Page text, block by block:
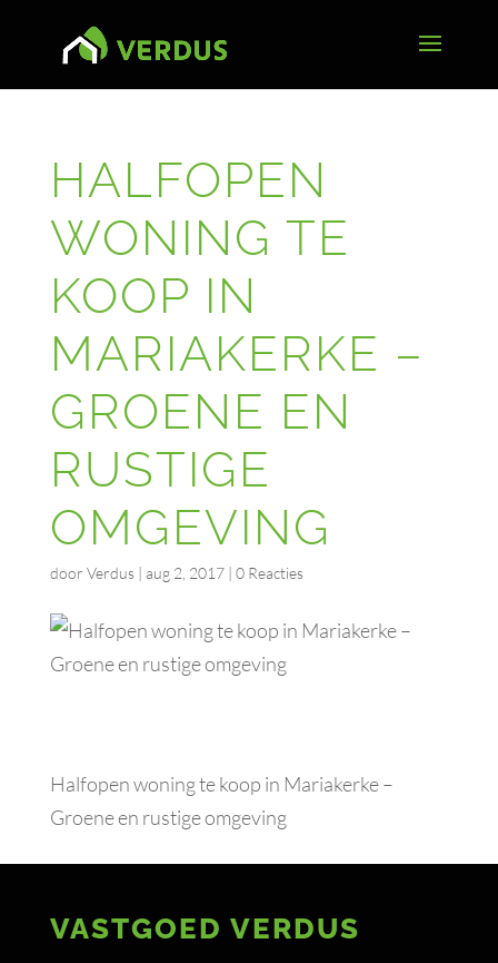
HALFOPEN
WONING TE
KOOP IN
MARIAKERKE –
GROENE EN
RUSTIGE
OMGEVING
door Verdus| aug 2, 2017| 0 Reacties
Halfopen woning te koop in Mariakerke –
Groene en rustige omgeving
VASTGOED VERDUS